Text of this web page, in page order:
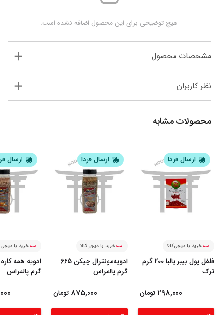
هیچ توضیحی برای این محصول اضافه نشده است.
مشخصات محصول
نظر کاربران
محصولات مشابه
ارسال فردا
خرید با دیجی‌کالا
فلفل پول بیبر یالبا 200 گرم
ترک
298,000 تومان
ارسال فردا
خرید با دیجی‌کالا
ادویه‌مونترال چیکن 665
گرم پالمراس
875,000 تومان
ارسال
خرید با
گرم پالمراس